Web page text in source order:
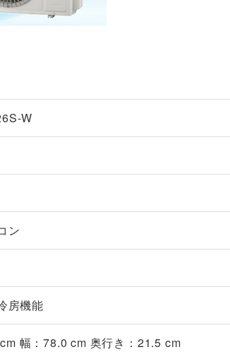
W
ン
房機能
幅：78.0 cm 奥行き：21.5 cm